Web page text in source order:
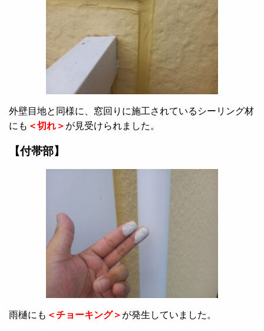
外壁目地と同様に、窓回りに施工されているシーリング材
にも ＜切れ＞ が見受けられました。
【付帯部】
雨樋にも ＜チョーキング＞ が発生していました。